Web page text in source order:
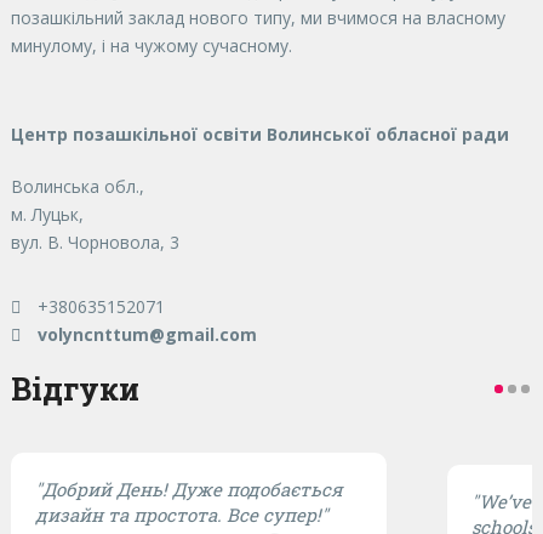
позашкільний заклад нового типу, ми вчимося на власному
минулому, і на чужому сучасному.
Центр позашкільної освіти Волинської обласної ради
Волинська обл.,
м. Луцьк,
вул. В. Чорновола, 3
+380635152071
volyncnttum@gmail.com
Відгуки
"Добрий День! Дуже подобається
дизайн та простота. Все супер!"